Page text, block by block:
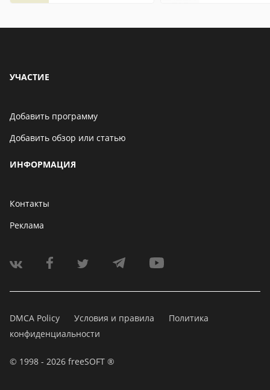
УЧАСТИЕ
Добавить программу
Добавить обзор или статью
ИНФОРМАЦИЯ
Контакты
Реклама
DMCA Policy Условия и правила
Политика
конфиденциальности
© 1998 - 2026 freeSOFT ®